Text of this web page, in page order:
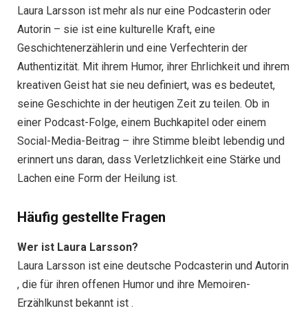
Laura Larsson ist mehr als nur eine Podcasterin oder
Autorin – sie ist eine kulturelle Kraft, eine
Geschichtenerzählerin und eine Verfechterin der
Authentizität. Mit ihrem Humor, ihrer Ehrlichkeit und ihrem
kreativen Geist hat sie neu definiert, was es bedeutet,
seine Geschichte in der heutigen Zeit zu teilen. Ob in
einer Podcast-Folge, einem Buchkapitel oder einem
Social-Media-Beitrag – ihre Stimme bleibt lebendig und
erinnert uns daran, dass Verletzlichkeit eine Stärke und
Lachen eine Form der Heilung ist.
Häufig gestellte Fragen
Wer ist Laura Larsson?
Laura Larsson ist eine deutsche Podcasterin und Autorin
, die für ihren offenen Humor und ihre Memoiren-
Erzählkunst bekannt ist .